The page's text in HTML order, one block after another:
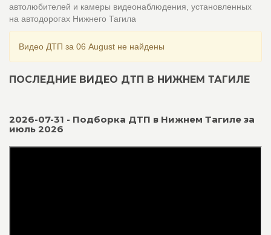
автолюбителей и камеры видеонаблюдения, установленных
на автодорогах Нижнего Тагила
Видео ДТП за 06 August не найдены
ПОСЛЕДНИЕ ВИДЕО ДТП В НИЖНЕМ ТАГИЛЕ
2026-07-31 - Подборка ДТП в Нижнем Тагиле за
июль 2026